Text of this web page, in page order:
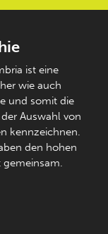
ist eine
wie auch
und somit die
Auswahl von
kennzeichnen.
den hohen